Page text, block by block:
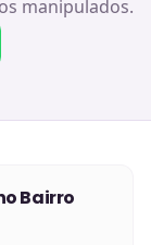
manipulados.
Bairro